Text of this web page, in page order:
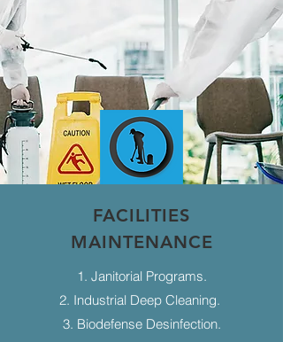
FACILITIES
MAINTENANCE
1. Janitorial Programs.
2. Industrial Deep Cleaning.
3. Biodefense Desinfection.